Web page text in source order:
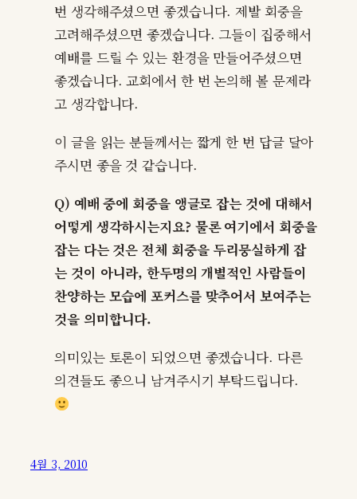
번 생각해주셨으면 좋겠습니다. 제발 회중을
고려해주셨으면 좋겠습니다. 그들이 집중해서
예배를 드릴 수 있는 환경을 만들어주셨으면
좋겠습니다. 교회에서 한 번 논의해 볼 문제라
고 생각합니다.
이 글을 읽는 분들께서는 짧게 한 번 답글 달아
주시면 좋을 것 같습니다.
Q) 예배 중에 회중을 앵글로 잡는 것에 대해서
어떻게 생각하시는지요? 물론 여기에서 회중을
잡는 다는 것은 전체 회중을 두리뭉실하게 잡
는 것이 아니라, 한두명의 개별적인 사람들이
찬양하는 모습에 포커스를 맞추어서 보여주는
것을 의미합니다.
의미있는 토론이 되었으면 좋겠습니다. 다른
의견들도 좋으니 남겨주시기 부탁드립니다.
4월 3, 2010